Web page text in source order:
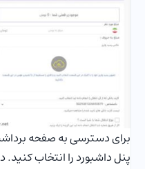
برای دسترسی به صفحه
پنل داشبورد را انتخاب